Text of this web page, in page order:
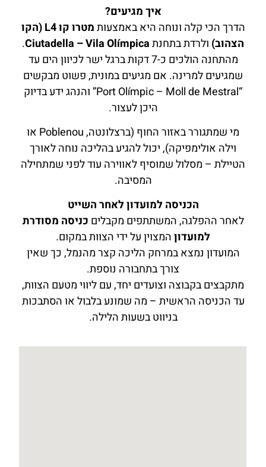
איך מגיעים?
הדרך הכי קלה ונוחה היא באמצעות
מטרו קו L4 (הקו
הצהוב) ולרדת בתחנתCiutadella – Vila Olímpica
.
מהתחנה הולכים כ-7 דקות ברגל ישר לכיוון הים עד
שמגיעים למרינה. אם מגיעים במונית, פשוט מבקשים
“Port Olímpic – Moll de Mestral” והנהג ידע בדיוק
היכן לעצור.
מי שמתגורר באזור החוף (ברצלונטה, Poblenou או
וילה אולימפיקה), יכול להגיע בהליכה נוחה לאורך
הטיילת – מסלול שמוסיף לאווירה עוד לפני שמתחילה
המסיבה.
הכניסה למועדון לאחר השייט
לאחר ההפלגה, המשתתפים מקבלים כניסה מסודרת
למועדוןהמצוין על ידי הצוות במקום.
המועדון נמצא במרחק הליכה קצר מהנמל, כך שאין
צורך בתחבורה נוספת.
מתקבצים בקבוצה וצועדים יחד, עם ליווי מטעם הצוות,
עד הכניסה הראשית – מה שמונע בלבול או הסתבכות
בניווט בשעות הלילה.